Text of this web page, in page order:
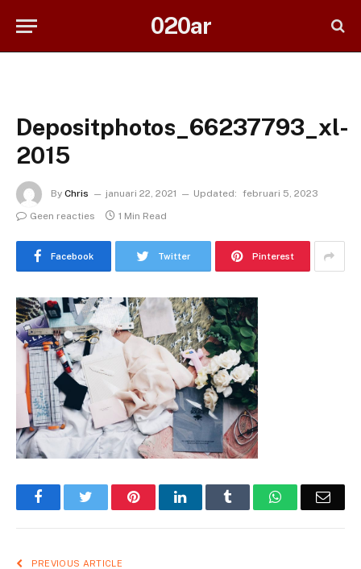
020ar
Depositphotos_66237793_xl-
2015
By Chris januari 22, 2021 Updated: februari 5, 2023
Geen reacties
1 Min Read
Facebook Twitter Pinterest
FacebookTwitter PinterestLinkedIn Tumblr WhatsApp
PREVIOUS ARTICLE